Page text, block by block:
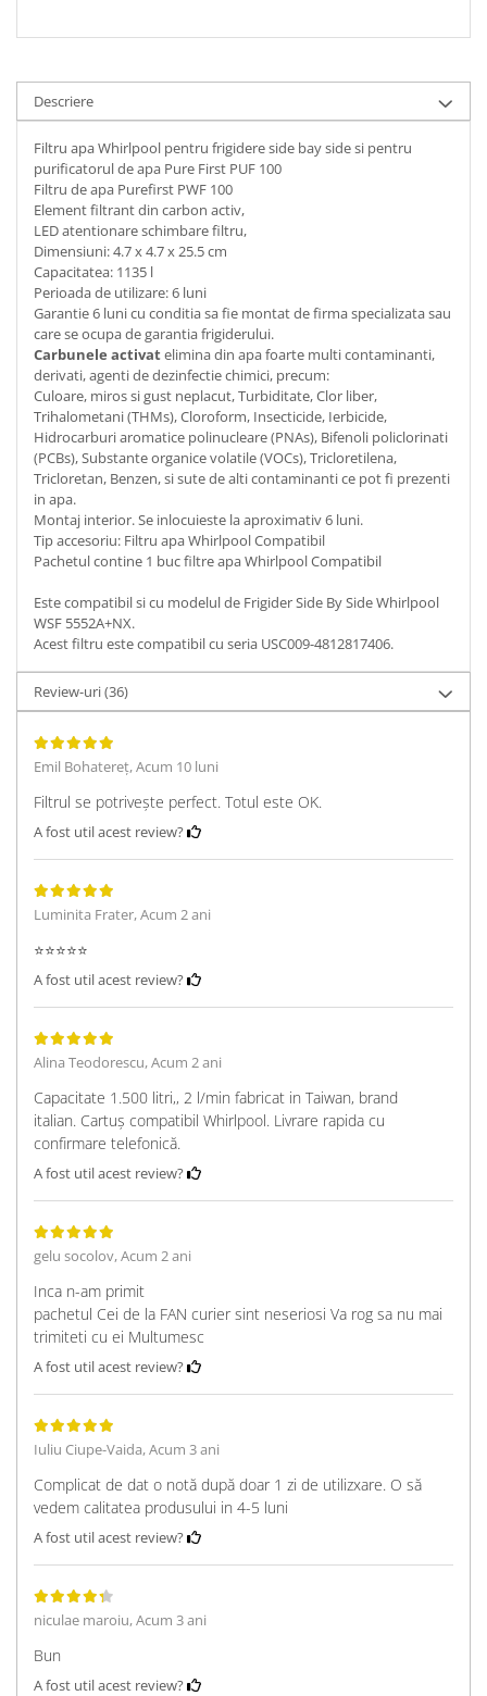
Descriere
Filtru apa Whirlpool pentru frigidere side bay side si pentru
purificatorul de apa Pure First PUF 100
Filtru de apa Purefirst PWF 100
Element filtrant din carbon activ,
LED atentionare schimbare filtru,
Dimensiuni: 4.7 x 4.7 x 25.5 cm
Capacitatea: 1135 l
Perioada de utilizare: 6 luni
Garantie 6 luni cu conditia sa fie montat de firma specializata sau
care se ocupa de garantia frigiderului.
Carbunele activatelimina din apa foarte multi contaminanti,
derivati, agenti de dezinfectie chimici, precum:
Culoare, miros si gust neplacut, Turbiditate, Clor liber,
Trihalometani (THMs), Cloroform, Insecticide, Ierbicide,
Hidrocarburi aromatice polinucleare (PNAs), Bifenoli policlorinati
(PCBs), Substante organice volatile (VOCs), Tricloretilena,
Tricloretan, Benzen, si sute de alti contaminanti ce pot fi prezenti
in apa.
Montaj interior. Se inlocuieste la aproximativ 6 luni.
Tip accesoriu: Filtru apa Whirlpool Compatibil
Pachetul contine 1 buc filtre apa Whirlpool Compatibil
Este compatibil si cu modelul de Frigider Side By Side Whirlpool
WSF 5552A+NX.
Acest filtru este compatibil cu seria USC009-4812817406.
Review-uri(36)
Emil Bohatereț,Acum 10 luni
Filtrul se potrivește perfect. Totul este OK.
A fost util acest review?
Luminita Frater,Acum 2 ani
⭐️⭐️⭐️⭐️⭐️
A fost util acest review?
Alina Teodorescu,Acum 2 ani
Capacitate 1.500 litri,, 2 l/min fabricat in Taiwan, brand
italian. Cartuș compatibil Whirlpool. Livrare rapida cu
confirmare telefonică.
A fost util acest review?
gelu socolov,Acum 2 ani
Inca n-am primit
pachetul Cei de la FAN curier sint neseriosi Va rog sa nu mai
trimiteti cu ei Multumesc
A fost util acest review?
Iuliu Ciupe-Vaida,Acum 3 ani
Complicat de dat o notă după doar 1 zi de utilizxare. O să
vedem calitatea produsului in 4-5 luni
A fost util acest review?
niculae maroiu,Acum 3 ani
Bun
A fost util acest review?